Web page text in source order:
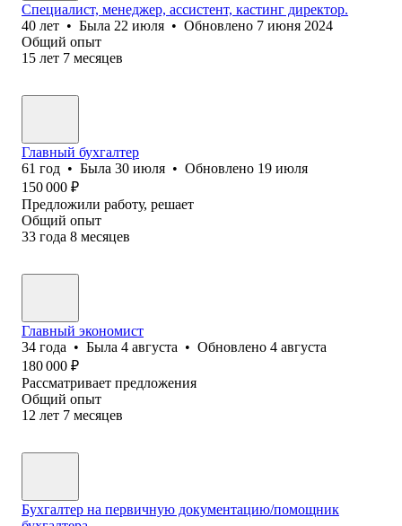
Специалист, менеджер, ассистент, кастинг директор.
40 лет • Была 22 июля • Обновлено 7 июня 2024
Общий опыт
15 лет 7 месяцев
Главный бухгалтер
61 год • Была 30 июля • Обновлено 19 июля
150 000 ₽
Предложили работу, решает
Общий опыт
33 года 8 месяцев
Главный экономист
34 года • Была 4 августа • Обновлено 4 августа
180 000 ₽
Рассматривает предложения
Общий опыт
12 лет 7 месяцев
Бухгалтер на первичную документацию/помощник